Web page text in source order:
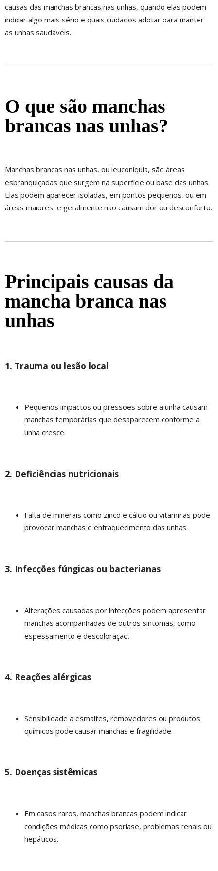
causas das manchas brancas nas unhas, quando elas podem
indicar algo mais sério e quais cuidados adotar para manter
as unhas saudáveis.
O que são manchas
brancas nas unhas?
Manchas brancas nas unhas, ou leuconíquia, são áreas
esbranquiçadas que surgem na superfície ou base das unhas.
Elas podem aparecer isoladas, em pontos pequenos, ou em
áreas maiores, e geralmente não causam dor ou desconforto.
Principais causas da
mancha branca nas
unhas
1. Trauma ou lesão local
Pequenos impactos ou pressões sobre a unha causam
manchas temporárias que desaparecem conforme a
unha cresce.
2. Deficiências nutricionais
Falta de minerais como zinco e cálcio ou vitaminas pode
provocar manchas e enfraquecimento das unhas.
3. Infecções fúngicas ou bacterianas
Alterações causadas por infecções podem apresentar
manchas acompanhadas de outros sintomas, como
espessamento e descoloração.
4. Reações alérgicas
Sensibilidade a esmaltes, removedores ou produtos
químicos pode causar manchas e fragilidade.
5. Doenças sistêmicas
Em casos raros, manchas brancas podem indicar
condições médicas como psoríase, problemas renais ou
hepáticos.